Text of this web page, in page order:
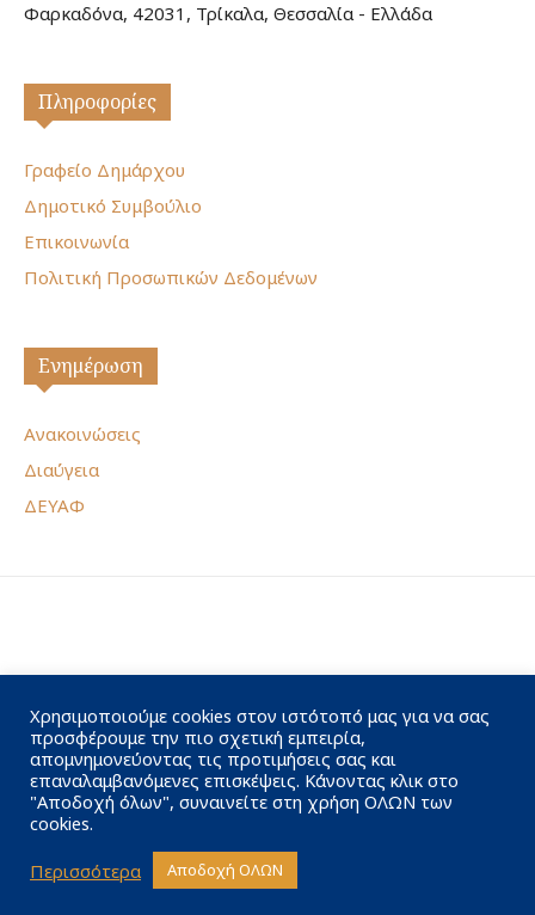
Φαρκαδόνα, 42031, Τρίκαλα, Θεσσαλία - Ελλάδα
Πληροφορίες
Γραφείο Δημάρχου
Δημοτικό Συμβούλιο
Επικοινωνία
Πολιτική Προσωπικών Δεδομένων
Ενημέρωση
Ανακοινώσεις
Διαύγεια
ΔΕΥΑΦ
Χρησιμοποιούμε cookies στον ιστότοπό μας για να σας
προσφέρουμε την πιο σχετική εμπειρία,
απομνημονεύοντας τις προτιμήσεις σας και
επαναλαμβανόμενες επισκέψεις. Κάνοντας κλικ στο
"Αποδοχή όλων", συναινείτε στη χρήση ΟΛΩΝ των
cookies.
Περισσότερα
Αποδοχή ΟΛΩΝ